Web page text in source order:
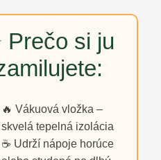
Prečo si ju
🔥 Vákuová vložka –
skvelá tepelná izolácia
☕ Udrží nápoje horúce